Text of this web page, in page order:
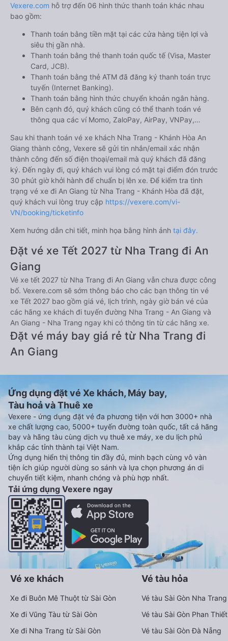
Vexere.com hỗ trợ đến 06 hình thức thanh toán khác nhau
bao gồm:
Thanh toán bằng tiền mặt tại các cửa hàng tiện lợi và
siêu thị gần nhà.
Thanh toán bằng thẻ thanh toán quốc tế (Visa, Master
Card, JCB).
Thanh toán bằng thẻ ATM đã đăng ký thanh toán trực
tuyến (Internet Banking).
Thanh toán bằng hình thức chuyển khoản ngân hàng.
Bên cạnh đó, quý khách cũng có thể thanh toán vé
thông qua các ví Momo, ZaloPay, AirPay, VNPay,…
Sau khi thanh toán vé xe khách Nha Trang - Khánh Hòa An
Giang thành công, Vexere sẽ gửi tin nhắn/email xác nhận
thành công đến số điện thoại/email mà quý khách đã đăng
ký. Đến ngày đi, quý khách vui lòng có mặt tại điểm đón trước
30 phút giờ khởi hành để chuẩn bị lên xe. Để kiểm tra tình
trạng vé xe đi An Giang từ Nha Trang - Khánh Hòa đã đặt,
quý khách vui lòng truy cập https://vexere.com/vi-
VN/booking/ticketinfo
Xem hướng dẫn chi tiết, minh họa bằng hình ảnh tại đây.
Đặt vé xe Tết 2027 từ Nha Trang đi An
Giang
Vé xe tết 2027 từ Nha Trang đi An Giang vẫn chưa được công
bố. Vexere.com sẽ sớm thông báo cho các bạn thông tin vé
xe Tết 2027 bao gồm giá vé, lịch trình, ngày giờ bán vé của
các hãng xe khách đi tuyến đường Nha Trang - An Giang và
An Giang - Nha Trang ngay khi có thông tin từ các hãng xe.
Đặt vé máy bay giá rẻ từ Nha Trang đi
An Giang
Ứng dụng đặt vé Xe khách, Máy bay,
Tàu hoả và Thuê xe
Vexere - ứng dụng đặt vé đa phương tiện với hơn 3000+ nhà
xe chất lượng cao, 5000+ tuyến đường toàn quốc, tất cả hãng
bay và hãng tàu cùng dịch vụ thuê xe máy, xe du lịch phủ
khắp các tỉnh thành tại Việt Nam.
Ứng dụng hiển thị thông tin đầy đủ, minh bạch cùng vô vàn
tiện ích giúp người dùng so sánh và lựa chọn phương án di
chuyển tiết kiệm, nhanh chóng và phù hợp nhất.
Tải ứng dụng Vexere ngay
Vé xe khách
Xe đi Buôn Mê Thuột từ Sài Gòn
Xe đi Vũng Tàu từ Sài Gòn
Xe đi Nha Trang từ Sài Gòn
Vé tàu hỏa
Vé tàu Sài Gòn Nha Trang
Vé tàu Sài Gòn Phan Thiết
Vé tàu Sài Gòn Đà Nẵng